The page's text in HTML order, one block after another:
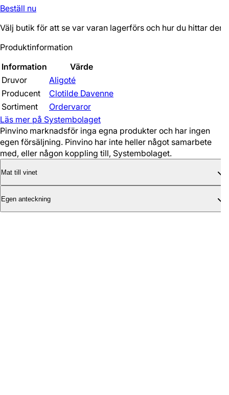
Beställ nu
Välj butik för att se var varan lagerförs och hur du hittar den.
Produktinformation
Information
Värde
Druvor
Aligoté
Producent
Clotilde Davenne
Sortiment
Ordervaror
Läs mer på Systembolaget
Pinvino marknadsför inga egna produkter och har ingen
egen försäljning. Pinvino har inte heller något samarbete
med, eller någon koppling till, Systembolaget.
Mat till vinet
Egen anteckning